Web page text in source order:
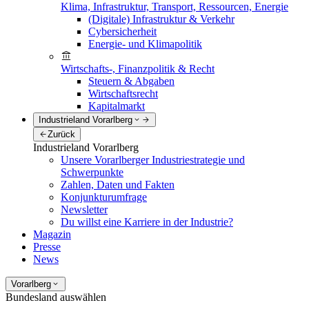
Klima, Infrastruktur, Transport, Ressourcen, Energie
(Digitale) Infrastruktur & Verkehr
Cybersicherheit
Energie- und Klimapolitik
Wirtschafts-, Finanzpolitik & Recht
Steuern & Abgaben
Wirtschaftsrecht
Kapitalmarkt
Industrieland Vorarlberg
Zurück
Industrieland Vorarlberg
Unsere Vorarlberger Industriestrategie und
Schwerpunkte
Zahlen, Daten und Fakten
Konjunkturumfrage
Newsletter
Du willst eine Karriere in der Industrie?
Magazin
Presse
News
Vorarlberg
Bundesland auswählen